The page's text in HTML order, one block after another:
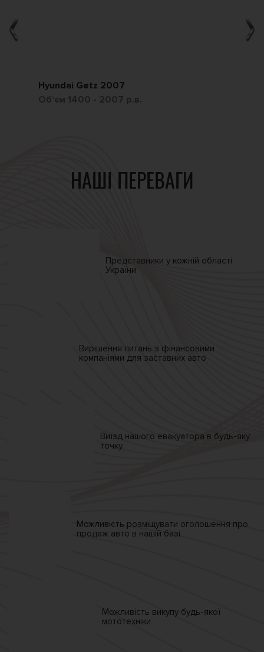
Hyundai Getz 2007
Обʼєм 1400 - 2007 р.в.
НАШІ ПЕРЕВАГИ
Представники у кожній області
України
Вирішення питань з фінансовими
компаніями для заставних авто
Виїзд нашого евакуатора в будь-яку
точку.
Можливість розміщувати оголошення про
продаж авто в нашій базі
Можливість викупу будь-якої
мототехніки